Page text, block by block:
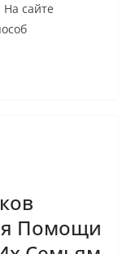
сайте
Помощи